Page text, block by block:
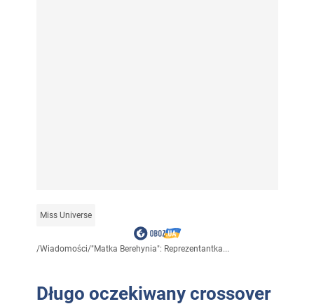
Miss Universe
/Wiadomości/"Matka Berehynia": Reprezentantka...
Długo oczekiwany crossover